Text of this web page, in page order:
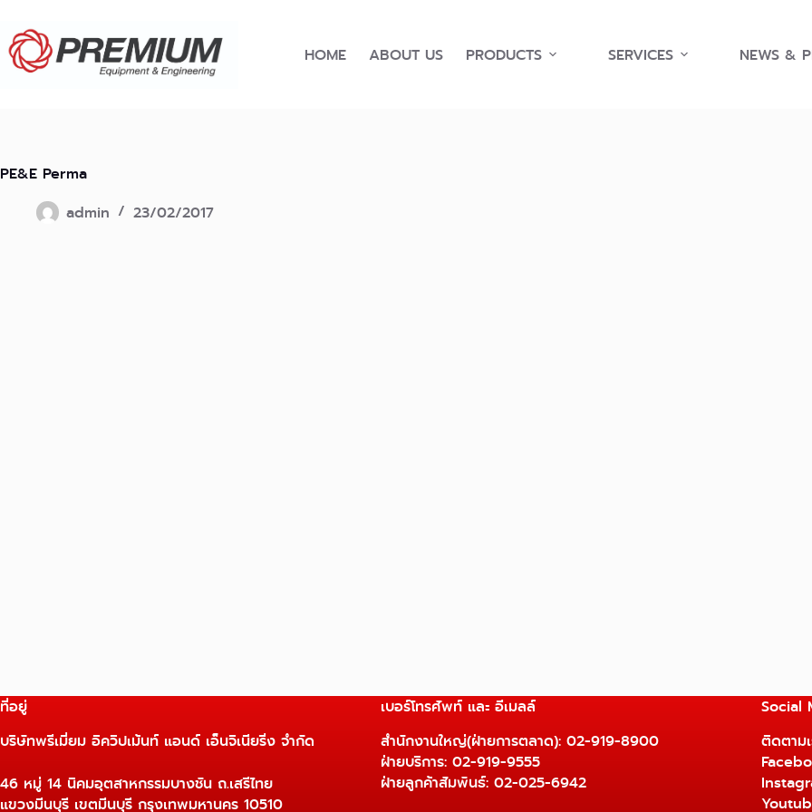
content
HOME ABOUT US PRODUCTS SERVICES NEWS &
PE&E Perma
admin
23/02/2017
ที่อยู่
บริษัทพรีเมี่ยม อิควิปเม้นท์ แอนด์ เอ็นจิเนียริ่ง จำกัด
46 หมู่ 14 นิคมอุตสาหกรรมบางชัน ถ.เสรีไทย
แขวงมีนบุรี เขตมีนบุรี กรุงเทพมหานคร 10510
เบอร์โทรศัพท์ และ อีเมลล์
สำนักงานใหญ่(ฝ่ายการตลาด): 02-919-8900
ฝ่ายบริการ: 02-919-9555
ฝ่ายลูกค้าสัมพันธ์: 02-025-6942
Social
ติดตาม